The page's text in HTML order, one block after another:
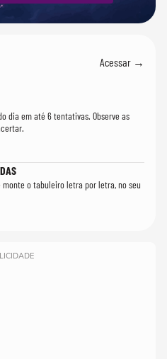
Acessar →
dia em até 6 tentativas. Observe as
o tabuleiro letra por letra, no seu